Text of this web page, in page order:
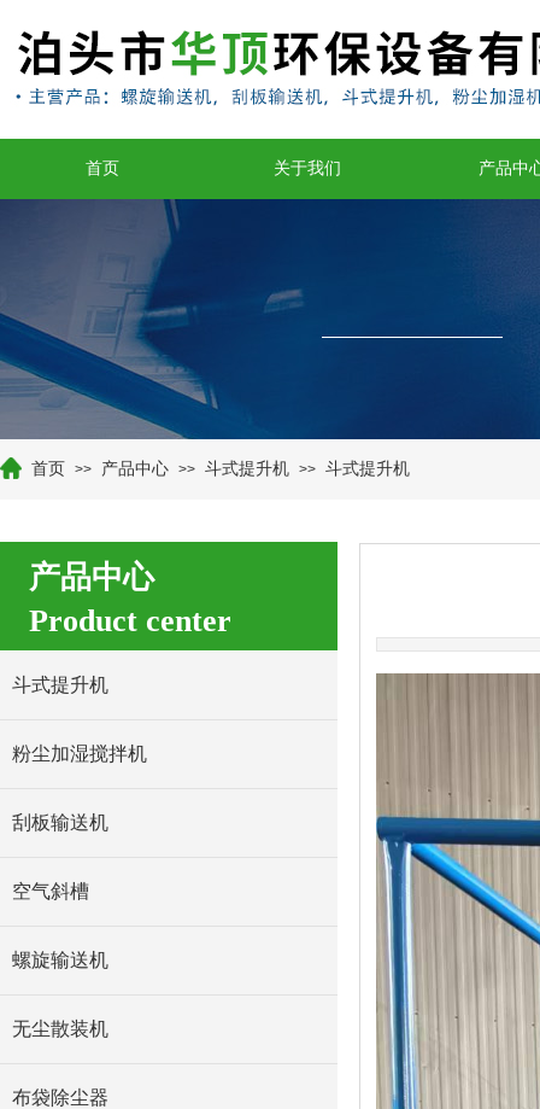
首页 关于我们 产品中
首页 >> 产品中心 >> 斗式提升机 >> 斗式提升机
产品中心
Product center
斗式提升机
粉尘加湿搅拌机
刮板输送机
空气斜槽
螺旋输送机
无尘散装机
布袋除尘器